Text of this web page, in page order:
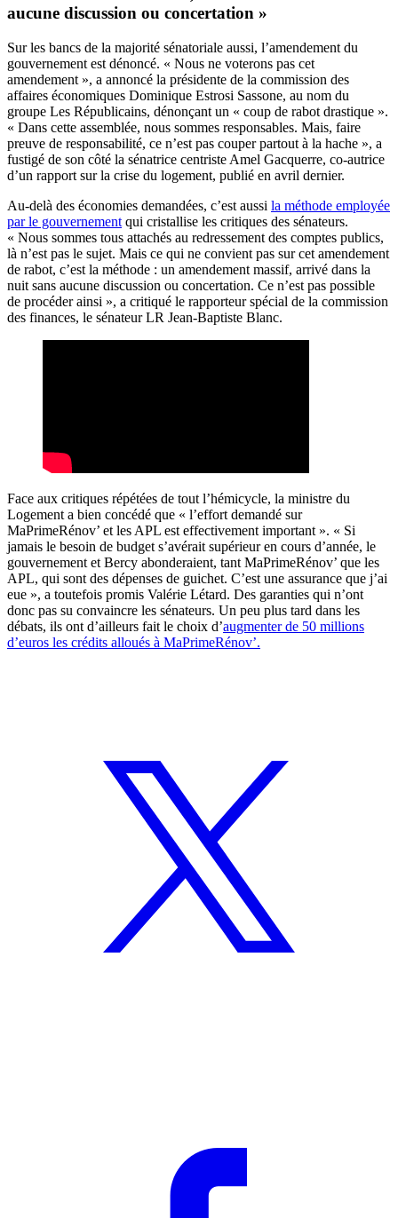
aucune discussion ou concertation »
Sur les bancs de la majorité sénatoriale aussi, l’amendement du
gouvernement est dénoncé. « Nous ne voterons pas cet
amendement », a annoncé la présidente de la commission des
affaires économiques Dominique Estrosi Sassone, au nom du
groupe Les Républicains, dénonçant un « coup de rabot drastique ».
« Dans cette assemblée, nous sommes responsables. Mais, faire
preuve de responsabilité, ce n’est pas couper partout à la hache », a
fustigé de son côté la sénatrice centriste Amel Gacquerre, co-autrice
d’un rapport sur la crise du logement, publié en avril dernier.
Au-delà des économies demandées, c’est aussi la méthode employée
par le gouvernement qui cristallise les critiques des sénateurs.
« Nous sommes tous attachés au redressement des comptes publics,
là n’est pas le sujet. Mais ce qui ne convient pas sur cet amendement
de rabot, c’est la méthode : un amendement massif, arrivé dans la
nuit sans aucune discussion ou concertation. Ce n’est pas possible
de procéder ainsi », a critiqué le rapporteur spécial de la commission
des finances, le sénateur LR Jean-Baptiste Blanc.
Face aux critiques répétées de tout l’hémicycle, la ministre du
Logement a bien concédé que « l’effort demandé sur
MaPrimeRénov’ et les APL est effectivement important ». « Si
jamais le besoin de budget s’avérait supérieur en cours d’année, le
gouvernement et Bercy abonderaient, tant MaPrimeRénov’ que les
APL, qui sont des dépenses de guichet. C’est une assurance que j’ai
eue », a toutefois promis Valérie Létard. Des garanties qui n’ont
donc pas su convaincre les sénateurs. Un peu plus tard dans les
débats, ils ont d’ailleurs fait le choix d’augmenter de 50 millions
d’euros les crédits alloués à MaPrimeRénov’.